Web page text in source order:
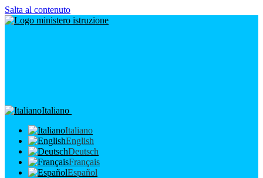
Salta al contenuto
Italiano
Italiano
English
Deutsch
Français
Español